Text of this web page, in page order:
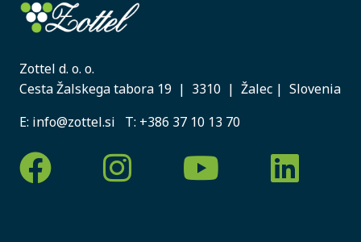
Zottel d. o. o.
Cesta Žalskega tabora 19 | 3310 | Žalec | Slovenia
E: info@zottel.si T: +386 37 10 13 70